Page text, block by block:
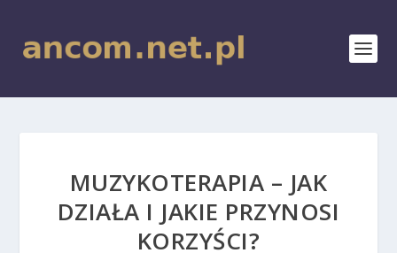
MUZYKOTERAPIA – JAK
DZIAŁA I JAKIE PRZYNOSI
KORZYŚCI?